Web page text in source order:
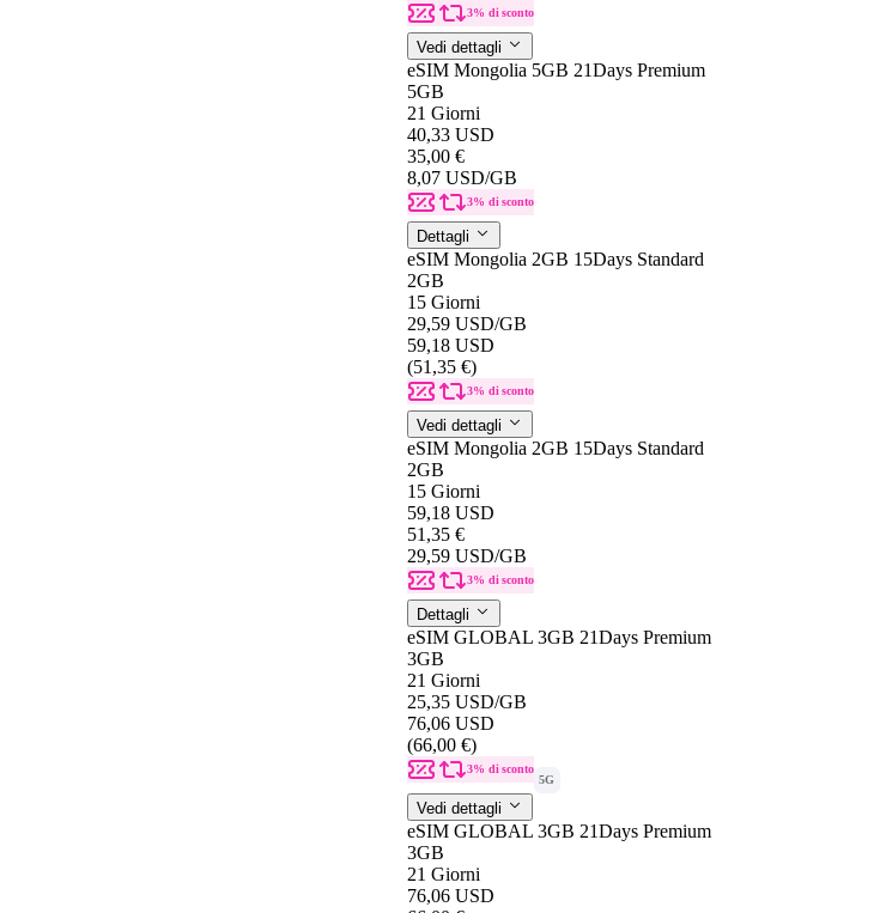
3% di sconto
Vedi dettagli
eSIM Mongolia 5GB 21Days Premium
5GB
21 Giorni
40,33 USD
35,00 €
8,07 USD/GB
3% di sconto
Dettagli
eSIM Mongolia 2GB 15Days Standard
2GB
15 Giorni
29,59 USD/GB
59,18 USD
(51,35 €)
3% di sconto
Vedi dettagli
eSIM Mongolia 2GB 15Days Standard
2GB
15 Giorni
59,18 USD
51,35 €
29,59 USD/GB
3% di sconto
Dettagli
eSIM GLOBAL 3GB 21Days Premium
3GB
21 Giorni
25,35 USD/GB
76,06 USD
(66,00 €)
3% di sconto
5G
Vedi dettagli
eSIM GLOBAL 3GB 21Days Premium
3GB
21 Giorni
76,06 USD